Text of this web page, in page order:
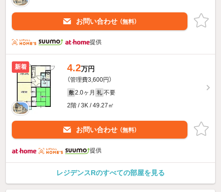
お問い合わせ （無料）
提供
新着 4.2万円
（管理費3,600円）
敷 2.0ヶ月 礼 不要
2階 / 3K / 49.27㎡
お問い合わせ （無料）
提供
レジデンスRのすべての部屋を見る